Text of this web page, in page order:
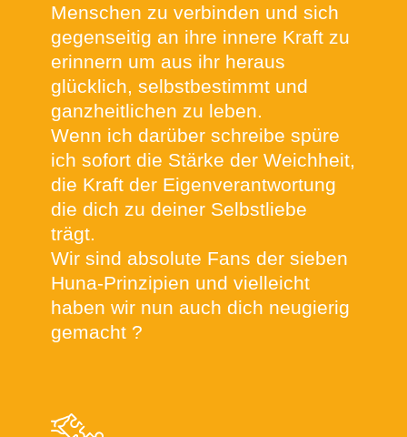
Menschen zu verbinden und sich
gegenseitig an ihre innere Kraft zu
erinnern um aus ihr heraus
glücklich, selbstbestimmt und
ganzheitlichen zu leben.
Wenn ich darüber schreibe spüre
ich sofort die Stärke der Weichheit,
die Kraft der Eigenverantwortung
die dich zu deiner Selbstliebe
trägt.
Wir sind absolute Fans der sieben
Huna-Prinzipien und vielleicht
haben wir nun auch dich neugierig
gemacht ?